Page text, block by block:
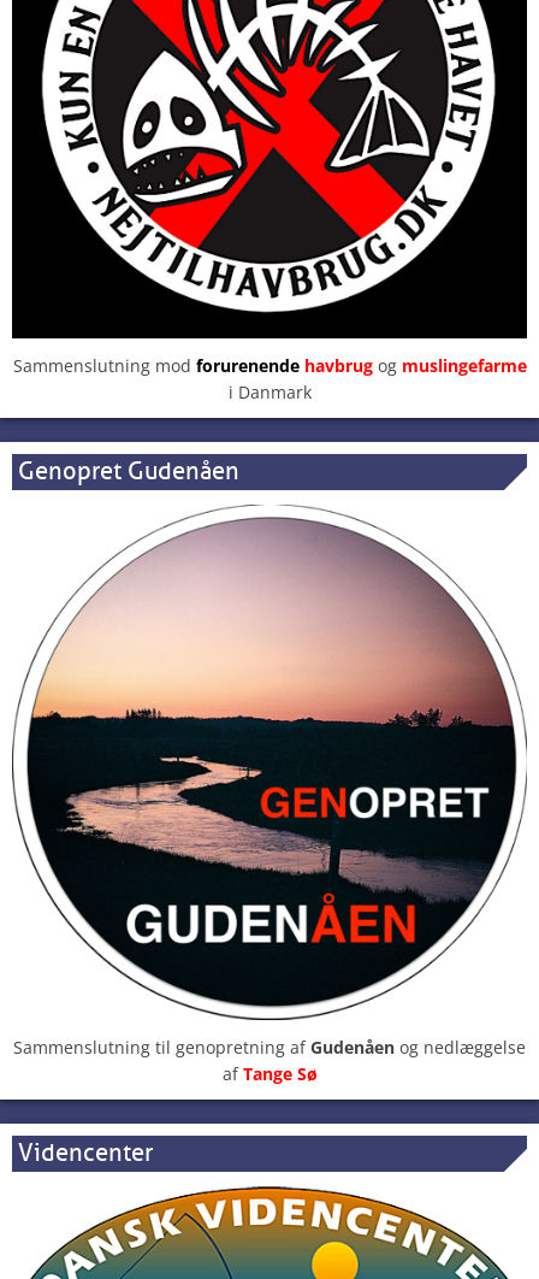
Sammenslutning mod forurenendehavbrugog muslingefarme
i Danmark
Genopret Gudenåen
Sammenslutning til genopretning afGudenåen og nedlæggelse
afTange Sø
Videncenter